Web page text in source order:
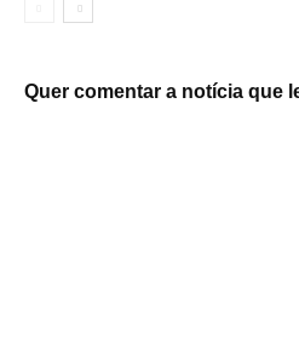
Quer comentar a notícia que